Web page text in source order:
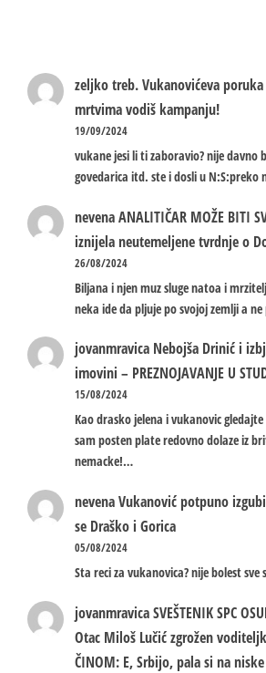
zeljko treb.Vukanovićeva
mrtvima vodiš kampanju!
19/09/2024
vukane jesi li ti zaboravio? nije davno
govedarica itd. ste i dosli u
nevenaANALITIČAR MOŽE BITI
iznijela neutemeljene tvrdnje o
26/08/2024
Biljana i njen muz sluge natoa i
neka ide da pljuje po svojoj zemlji a
jovanmravica Nebojša Drinić i
imovini – PREZNOJAVANJE U
15/08/2024
Kao drasko jelena i vukanovic
sam posten plate redovno dolaze iz
nemacke!…
nevenaVukanović potpuno
se Draško i Gorica
05/08/2024
Sta reci za vukanovica? nije bolest sve
jovanmravicaSVEŠTENIK SPC
Otac Miloš Lučić zgrožen
ČINOM: E, Srbijo, pala si na